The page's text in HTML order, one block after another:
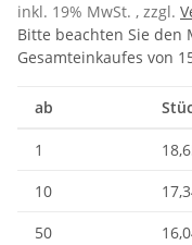
inkl. 19% MwSt. , zzgl.
Bitte beachten Sie den
Gesamteinkaufes von
ab
1
10
50